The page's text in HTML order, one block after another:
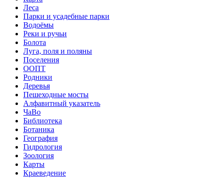
Леса
Парки и усадебные парки
Водоёмы
Реки и ручьи
Болота
Луга, поля и поляны
Поселения
ООПТ
Родники
Деревья
Пешеходные мосты
Алфавитный указатель
ЧаВо
Библиотека
Ботаника
География
Гидрология
Зоология
Карты
Краеведение